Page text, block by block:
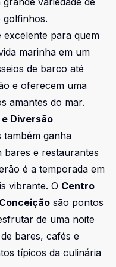
golfinhos.
excelente para quem
marinha em um
de barco até
e oferecem uma
amantes do mar.
Diversão
ganha
bares e restaurantes
é a temporada em
vibrante. O Centro
são pontos
de uma noite
bares, cafés e
típicos da culinária